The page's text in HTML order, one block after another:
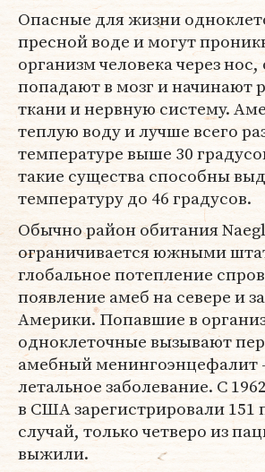
Опасные для жизни
пресной воде и могут
организм человека через
попадают в мозг и начинают
ткани и нервную систему.
теплую воду и лучше всего
температуре выше 30
такие существа способны
температуру до 46 градусов.
Обычно район обитания
ограничивается южными
глобальное потепление
появление амеб на севере и
Америки. Попавшие в
одноклеточные вызывают
амебный менингоэнцефалит
летальное заболевание. С
в США зарегистрировали
случай, только четверо из
выжили.